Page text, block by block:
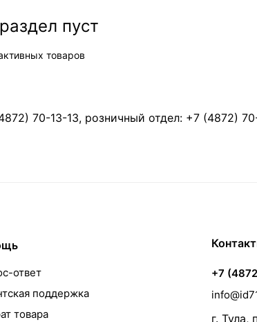
пуст
товаров
70-13-13, розничный отдел: +7 (4872)
ответ
поддержка
товара
+7
г. Тула,